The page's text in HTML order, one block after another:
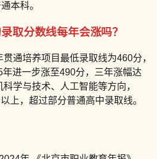
本科。
取分数线每年会涨吗？
通培养项目最低录取线为460分，
进一步涨至490分，三年涨幅达
学与技术、人工智能等方向，
上，超过部分普通高中录取线。